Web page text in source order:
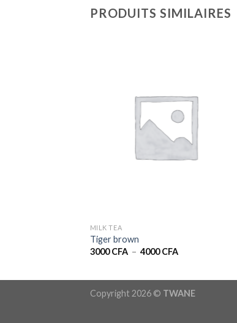
PRODUITS SIMILAIRES
MILK TEA
Tiger brown
3000CFA – 4000CFAPlage
4000 CFA
Copyright 2026 © TWANE